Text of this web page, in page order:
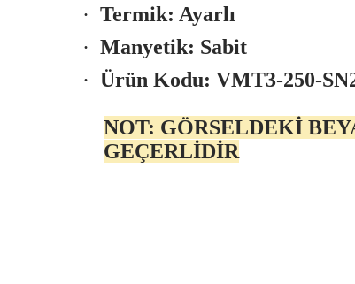
· Termik: Ayarlı
· Manyetik: Sabit
· Ürün Kodu: VMT3-250-
NOT: GÖRSELDEKİ
GEÇERLİDİR